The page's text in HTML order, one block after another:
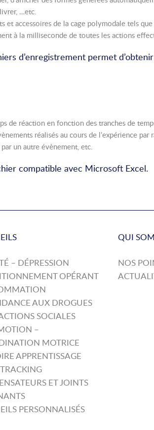
…etc.
et accessoires de la cage polymodale tels
à la milliseconde de toutes les actions
d’enregistrement permet
de réaction en fonction des tranches de
réalisés au cours de l’expérience
un autre évènement, etc.
compatible avec Microsoft Excel.
– DÉPRESSION
OPÉRANT
AUX DROGUES
SOCIALES
–
MOTRICE
APPRENTISSAGE
ET JOINTS
PERSONNALISÉS
QUI
NOS